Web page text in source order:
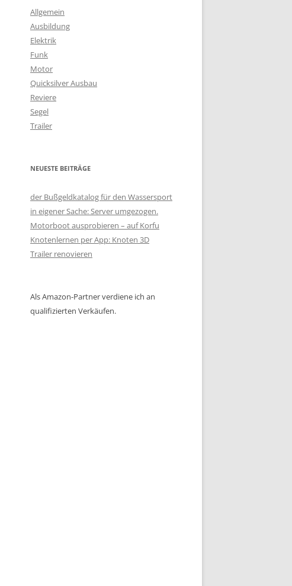
Allgemein
Ausbildung
Elektrik
Funk
Motor
Quicksilver Ausbau
Reviere
Segel
Trailer
NEUESTE BEITRÄGE
der Bußgeldkatalog für den Wassersport
in eigener Sache: Server umgezogen.
Motorboot ausprobieren – auf Korfu
Knotenlernen per App: Knoten 3D
Trailer renovieren
Als Amazon-Partner verdiene ich an
qualifizierten Verkäufen.